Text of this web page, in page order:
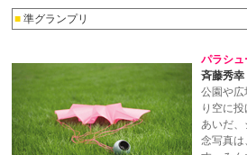
■ 準グランプリ
パラシュ
斉藤秀幸
公園や広
り空に
あいだ、
念写真は